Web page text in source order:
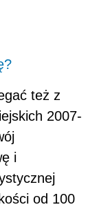
też z
2007-
i
od 100